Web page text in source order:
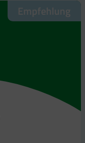
Empfehlung
Empfehlung